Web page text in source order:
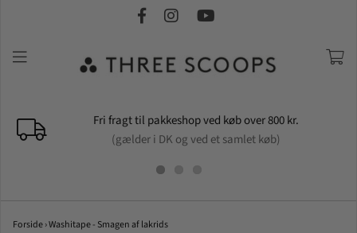
Fri fragt til pakkeshop ved køb over 800 kr.
(gælder i DK og ved et samlet køb)
Forside›Washitape - Smagen af lakrids